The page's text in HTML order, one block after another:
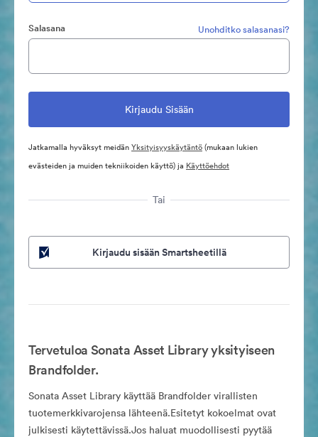
Salasana Unohditko salasanasi?
Jatkamalla hyväksyt meidänYksityisyyskäytäntö(mukaan lukien
evästeiden ja muiden tekniikoiden käyttö) ja Käyttöehdot
Tai
Kirjaudu sisään Smartsheetillä
Tervetuloa Sonata Asset Library yksityiseen
Brandfolder.
Sonata Asset Library käyttää Brandfolder virallisten
tuotemerkkivarojensa lähteenä.Esitetyt kokoelmat ovat
julkisesti käytettävissä.Jos haluat muodollisesti pyytää